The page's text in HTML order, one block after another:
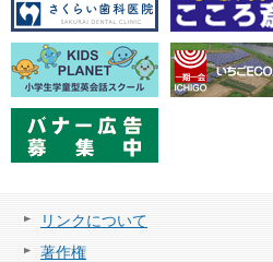
リンクについて
著作権